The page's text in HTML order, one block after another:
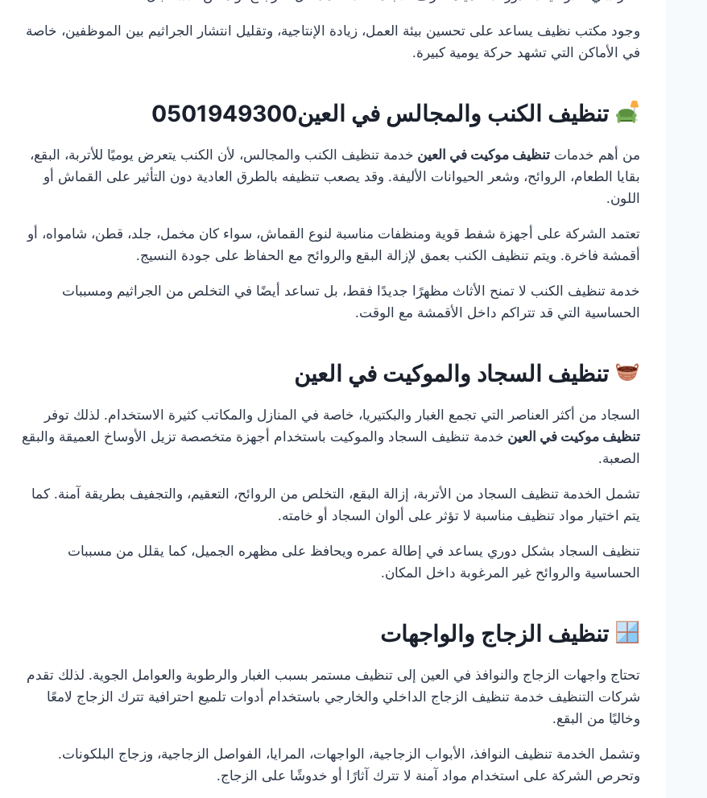
وجود مكتب نظيف يساعد على تحسين بيئة العمل، زيادة الإنتاجية، وتقليل انتشار الجراثيم بين الموظفين، خاصة
في الأماكن التي تشهد حركة يومية كبيرة.
تنظيف الكنب والمجالس في العين0501949300
من أهم خدماتتنظيف موكيت في العين خدمة تنظيف الكنب والمجالس، لأن الكنب يتعرض يوميًا للأتربة، البقع،
بقايا الطعام، الروائح، وشعر الحيوانات الأليفة. وقد يصعب تنظيفه بالطرق العادية دون التأثير على القماش أو
اللون.
تعتمد الشركة على أجهزة شفط قوية ومنظفات مناسبة لنوع القماش، سواء كان مخمل، جلد، قطن، شامواه، أو
أقمشة فاخرة. ويتم تنظيف الكنب بعمق لإزالة البقع والروائح مع الحفاظ على جودة النسيج.
خدمة تنظيف الكنب لا تمنح الأثاث مظهرًا جديدًا فقط، بل تساعد أيضًا في التخلص من الجراثيم ومسببات
الحساسية التي قد تتراكم داخل الأقمشة مع الوقت.
تنظيف السجاد والموكيت في العين
السجاد من أكثر العناصر التي تجمع الغبار والبكتيريا، خاصة في المنازل والمكاتب كثيرة الاستخدام. لذلك توفر
تنظيف موكيت في العين خدمة تنظيف السجاد والموكيت باستخدام أجهزة متخصصة تزيل الأوساخ العميقة والبقع
الصعبة.
تشمل الخدمة تنظيف السجاد من الأتربة، إزالة البقع، التخلص من الروائح، التعقيم، والتجفيف بطريقة آمنة. كما
يتم اختيار مواد تنظيف مناسبة لا تؤثر على ألوان السجاد أو خامته.
تنظيف السجاد بشكل دوري يساعد في إطالة عمره ويحافظ على مظهره الجميل، كما يقلل من مسببات
الحساسية والروائح غير المرغوبة داخل المكان.
تنظيف الزجاج والواجهات
تحتاج واجهات الزجاج والنوافذ في العين إلى تنظيف مستمر بسبب الغبار والرطوبة والعوامل الجوية. لذلك تقدم
شركات التنظيف خدمة تنظيف الزجاج الداخلي والخارجي باستخدام أدوات تلميع احترافية تترك الزجاج لامعًا
وخاليًا من البقع.
وتشمل الخدمة تنظيف النوافذ، الأبواب الزجاجية، الواجهات، المرايا، الفواصل الزجاجية، وزجاج البلكونات.
وتحرص الشركة على استخدام مواد آمنة لا تترك آثارًا أو خدوشًا على الزجاج.